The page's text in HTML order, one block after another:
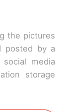
the pictures
posted by a
media
storage